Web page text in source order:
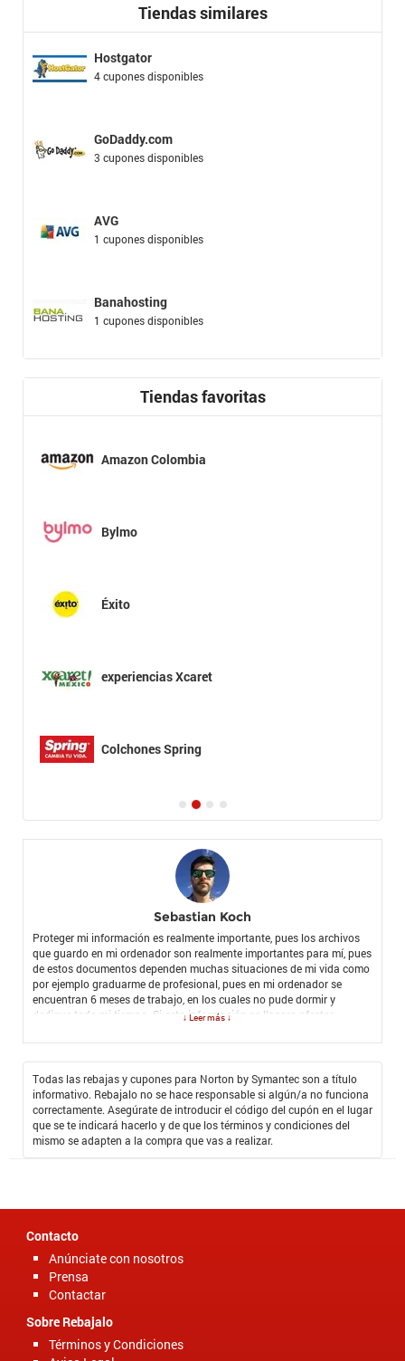
Tiendas similares
Hostgator
4 cupones disponibles
GoDaddy.com
3 cupones disponibles
AVG
1 cupones disponibles
Banahosting
1 cupones disponibles
Tiendas favoritas
Amazon Colombia
Bylmo
Éxito
experiencias Xcaret
Colchones Spring
Sebastian Koch
Proteger mi información es realmente importante, pues los archivos
que guardo en mi ordenador son realmente importantes para mí, pues
de estos documentos dependen muchas situaciones de mi vida como
por ejemplo graduarme de profesional, pues en mi ordenador se
encuentran 6 meses de trabajo, en los cuales no pude dormir y
dedique todo mi tiempo. Si esta información se llegara afectar
para mí. Pero no tengo que pensar en que eso va a pasar porque con
Norton by Symantec me siento seguro de que todo va estar a salvo.
Adicional ya he tenido experiencias gratificantes con la versión
gratuita, en estos momentos adquirí con miCupón Promocional
Norton by Symantecuna nueva versión con características mucho
más potentes de seguridad, además de que mantiene mi equipo
seguro obtuve los descuentos más sensacionales del mercado, no
↓ Leer más ↓
Todas las rebajas y cupones para Norton by Symantec son a título
informativo. Rebajalo no se hace responsable si algún/a no funciona
correctamente. Asegúrate de introducir el código del cupón en el lugar
que se te indicará hacerlo y de que los términos y condiciones del
mismo se adapten a la compra que vas a realizar.
Contacto
Anúnciate con nosotros
Prensa
Contactar
Sobre Rebajalo
Términos y Condiciones